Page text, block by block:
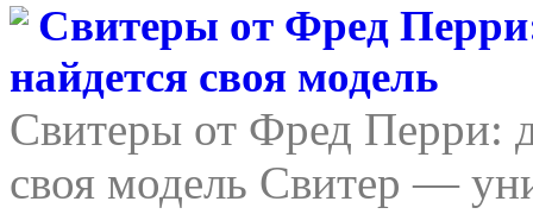
Свитеры от Фред
найдется своя модель
Свитеры от Фред Перри:
своя модель Свитер —